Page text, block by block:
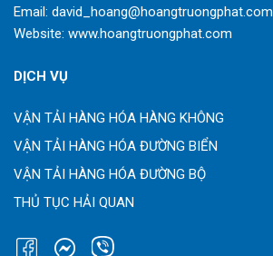
Email: david_hoang@hoangtruongphat.com
Website: www.hoangtruongphat.com
DỊCH VỤ
VẬN TẢI HÀNG HÓA HÀNG KHÔNG
VẬN TẢI HÀNG HÓA ĐƯỜNG BIỂN
VẬN TẢI HÀNG HÓA ĐƯỜNG BỘ
THỦ TỤC HẢI QUAN